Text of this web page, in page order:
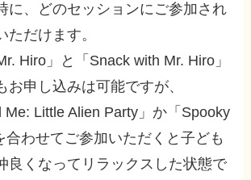
に、どのセッションにご参加され
ただけます。
Hiro」と「Snack with Mr. Hiro」
お申し込みは可能ですが、
Me: Little Alien Party」か「Spooky
合わせてご参加いただくと子ども
良くなってリラックスした状態で